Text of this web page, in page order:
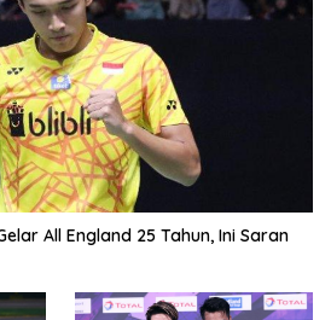
All England 25 Tahun, Ini Saran